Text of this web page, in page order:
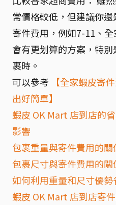
常價格較低，但建議你
寄件費用，例如7-11、
會有更划算的方案，特
裹時。
可以參考
【全家蝦皮寄
出好簡單】
蝦皮 OK Mart 店到店的
影響
包裹重量與寄件費用的關
包裹尺寸與寄件費用的關
如何利用重量和尺寸優勢
蝦皮 OK Mart 店到店寄